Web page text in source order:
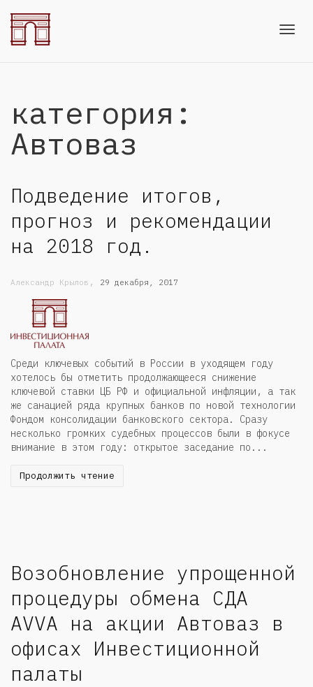
категория:
Автоваз
Подведение итогов,
прогноз и рекомендации
на 2018 год.
Александр Крылов , 29 декабря, 2017
Среди ключевых событий в России в уходящем году
хотелось бы отметить продолжающееся снижение
ключевой ставки ЦБ РФ и официальной инфляции, а так
же санацией ряда крупных банков по новой технологии
Фондом консолидации банковского сектора. Сразу
несколько громких судебных процессов были в фокусе
внимание в этом году: открытое заседание по...
Продолжить чтение
Возобновление упрощенной
процедуры обмена СДА
AVVA на акции Автоваз в
офисах Инвестиционной
палаты